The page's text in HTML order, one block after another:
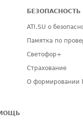
БЕЗОПАСНОСТЬ
ATI.SU о
Памятка по
Светофор+
Страхование
О формировании